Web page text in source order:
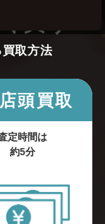
買う！
取方法
頭買取
定時間は
約5分